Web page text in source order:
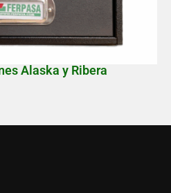
Alaska y Ribera